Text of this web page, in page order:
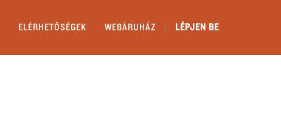
ELÉRHETŐSÉGEK WEBÁRUHÁZ LÉPJEN BE